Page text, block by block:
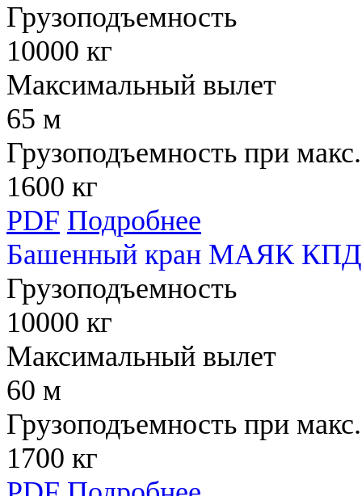
Грузоподъемность
10000 кг
Максимальный вылет
65 м
Грузоподъемность при
1600 кг
PDF Подробнее
Башенный кран МАЯК КПД
Грузоподъемность
10000 кг
Максимальный вылет
60 м
Грузоподъемность при
1700 кг